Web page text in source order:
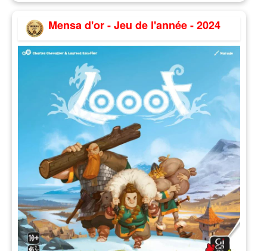
Mensa d'or - Jeu de l'année - 2024